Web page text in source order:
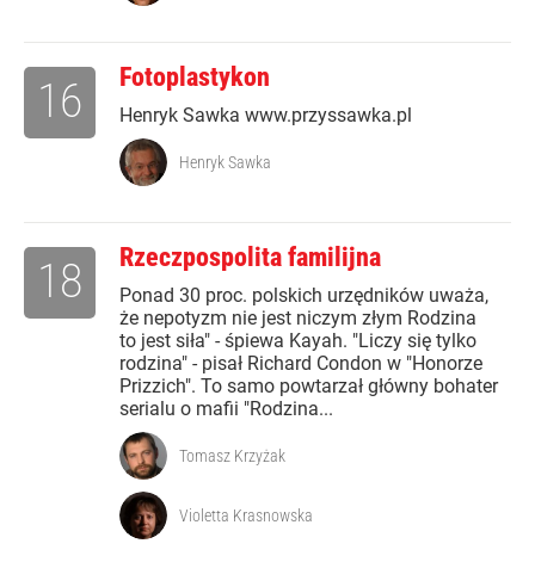
Fotoplastykon
Henryk Sawka www.przyssawka.pl
16
Henryk Sawka
Rzeczpospolita familijna
Ponad 30 proc. polskich urzędników uważa,
że nepotyzm nie jest niczym złym Rodzina
to jest siła" - śpiewa Kayah. "Liczy się tylko
rodzina" - pisał Richard Condon w "Honorze
Prizzich". To samo powtarzał główny bohater
serialu o mafii "Rodzina...
18
Tomasz Krzyżak
Violetta Krasnowska